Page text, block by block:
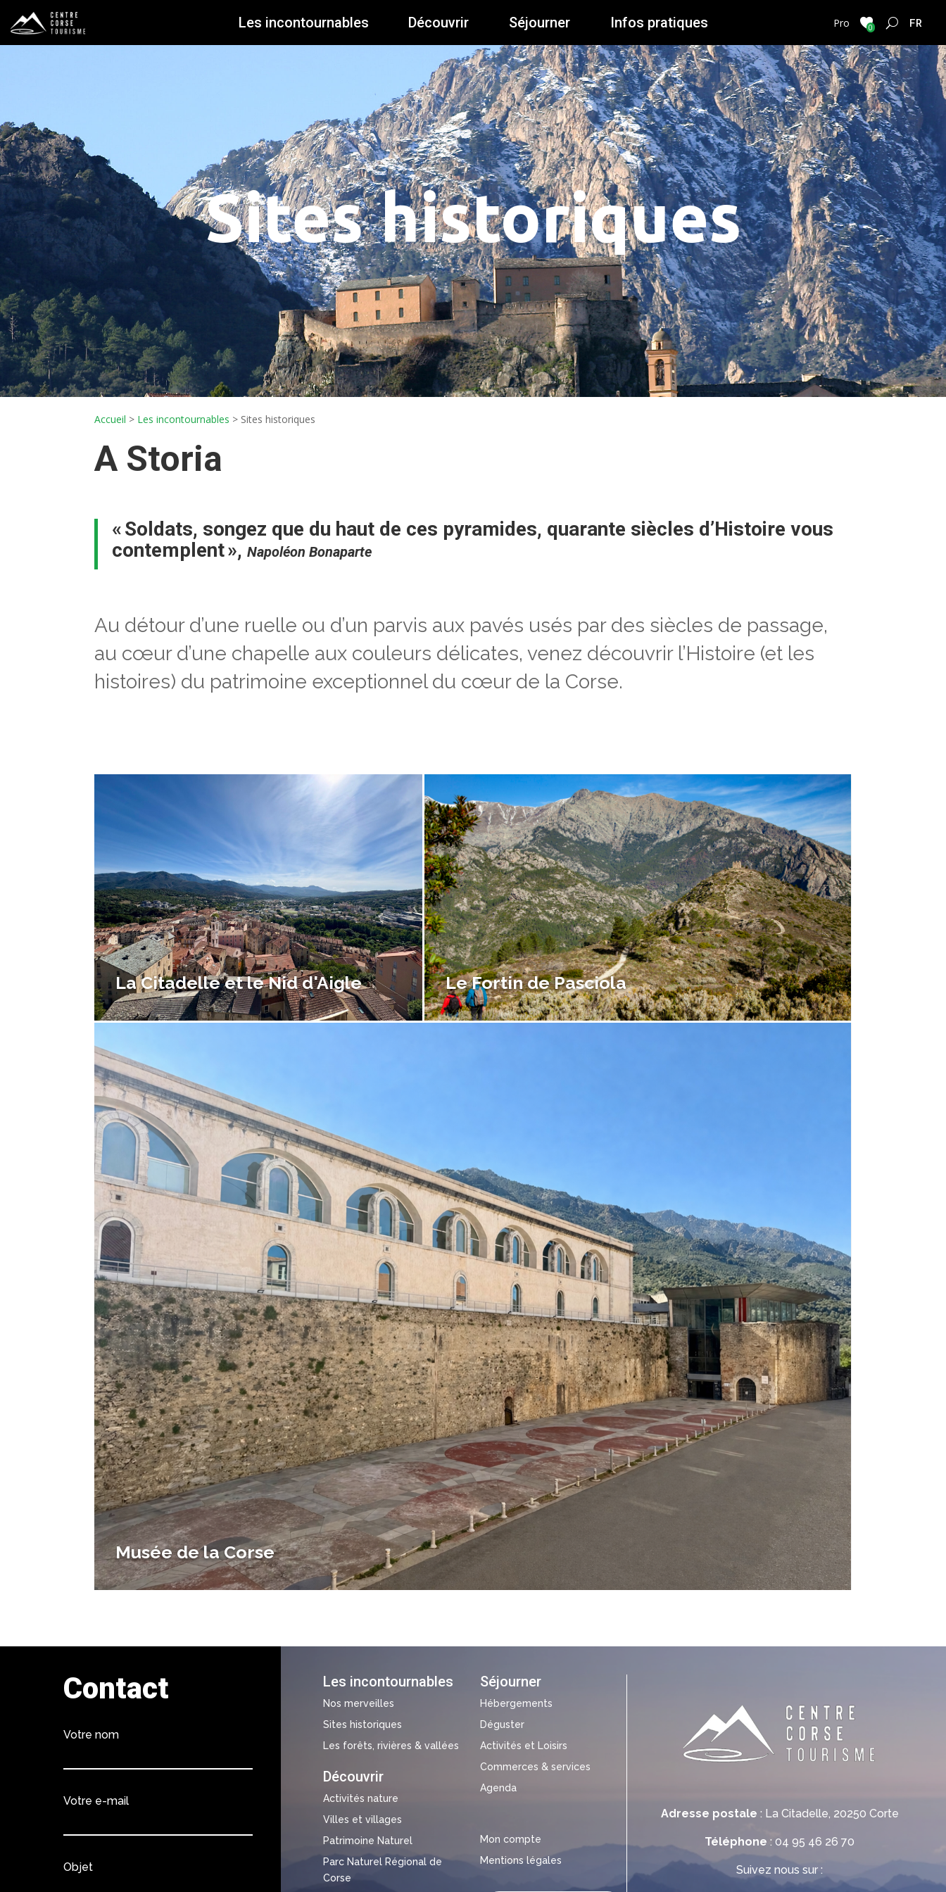
Les incontournables Découvrir Séjourner Infos pratiques Pro 0
Sites historiques
Accueil > Les incontournables > Sites historiques
A Storia
« Soldats, songez que du haut de ces pyramides, quarante siècles d’Histoire vous
contemplent »,Napoléon Bonaparte
Au détour d’une ruelle ou d’un parvis aux pavés usés par des siècles de passage,
au cœur d’une chapelle aux couleurs délicates, venez découvrir l’Histoire (et les
histoires) du patrimoine exceptionnel du cœur de la Corse.
La Citadelle et le Nid d'Aigle Le Fortin de Pasciola
Musée de la Corse
Adresse postale : La Citadelle, 20250 Corte
Téléphone : 04 95 46 26 70
Suivez nous sur :
Les incontournables
Nos merveilles
Sites historiques
Les forêts, rivières & vallées
Découvrir
Activités nature
Villes et villages
Patrimoine Naturel
Parc Naturel Régional de
Corse
Séjourner
Hébergements
Déguster
Activités et Loisirs
Commerces & services
Agenda
Mon compte
Mentions légales
Contact
Votre nom
Votre e-mail
Objet